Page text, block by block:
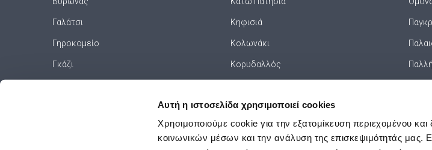
Αυτή η ιστοσελίδα χρησιμοποιεί cookies
Χρησιμοποιούμε cookie για την εξατομίκευση περιεχομένου
κοινωνικών μέσων και την ανάλυση της επισκεψιμότητάς μας.
Γαλάτσι
Γηροκομείο
Γκάζι
Κηφισιά
Κολωνάκι
Κορυδαλλός
ΚΤΕΛ Κηφισού
Κυψέλη